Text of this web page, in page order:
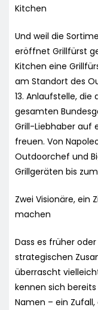
Kitchen
Und weil die
eröffnet Grillfürst
Kitchen eine
am Standort des
13. Anlaufstelle,
gesamten
Grill-Liebhaber auf
freuen. Von
Outdoorchef und
Grillgeräten bis
Zwei Visionäre, ein
machen
Dass es früher
strategischen
überrascht
kennen sich bereits
Namen – ein